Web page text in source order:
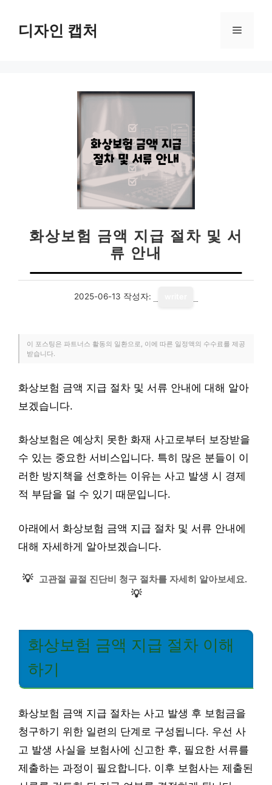
디자인 캡처 메
화상보험 금액 지급 절차 및 서
류 안내
2025-06-13 작성자:
이 포스팅은 파트너스 활동의 일환으로, 이에 따른 일정액의 수수료를 제공
받습니다.
화상보험 금액 지급 절차 및 서류 안내에 대해 알아
보겠습니다.
화상보험은 예상치 못한 화재 사고로부터 보장받을
수 있는 중요한 서비스입니다. 특히 많은 분들이 이
러한 방지책을 선호하는 이유는 사고 발생 시 경제
적 부담을 덜 수 있기 때문입니다.
아래에서 화상보험 금액 지급 절차 및 서류 안내에
대해 자세하게 알아보겠습니다.
💡 고관절 골절 진단비 청구 절차를 자세히 알아보세요.
💡
화상보험 금액 지급 절차 이해
하기
화상보험 금액 지급 절차는 사고 발생 후 보험금을
청구하기 위한 일련의 단계로 구성됩니다. 우선 사
고 발생 사실을 보험사에 신고한 후, 필요한 서류를
제출하는 과정이 필요합니다. 이후 보험사는 제출된